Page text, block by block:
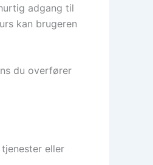
adgang til
kan brugeren
du overfører
eller